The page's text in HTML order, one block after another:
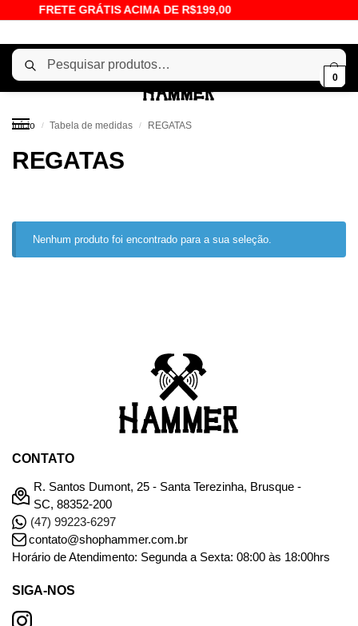
FRETE GRÁTIS ACIMA DE R$199,00
0
Início / Tabela de medidas / REGATAS
REGATAS
Nenhum produto foi encontrado para a sua seleção.
CONTATO
R. Santos Dumont, 25 - Santa Terezinha, Brusque -
SC, 88352-200
(47) 99223-6297
contato@shophammer.com.br
Horário de Atendimento: Segunda a Sexta: 08:00 às 18:00hrs
SIGA-NOS